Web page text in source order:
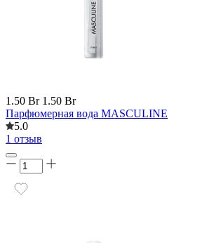
1.50 Br 1.50 Br
Парфюмерная вода MASCULINE
5.0
1 отзыв